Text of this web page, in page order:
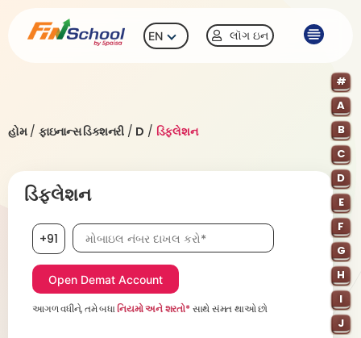
EN લૉગ ઇન
હોમ/ ફાઇનાન્સ ડિક્શનરી / D / ડિફ્લેશન
#
A
B
C
D
E
F
G
H
I
J
ડિફ્લેશન
+91 મોબાઇલ નંબર, જરૂરી છે
આગળ વધીને, તમે બધાનિયમો અને શરતો*સાથે સંમત થાઓ છો